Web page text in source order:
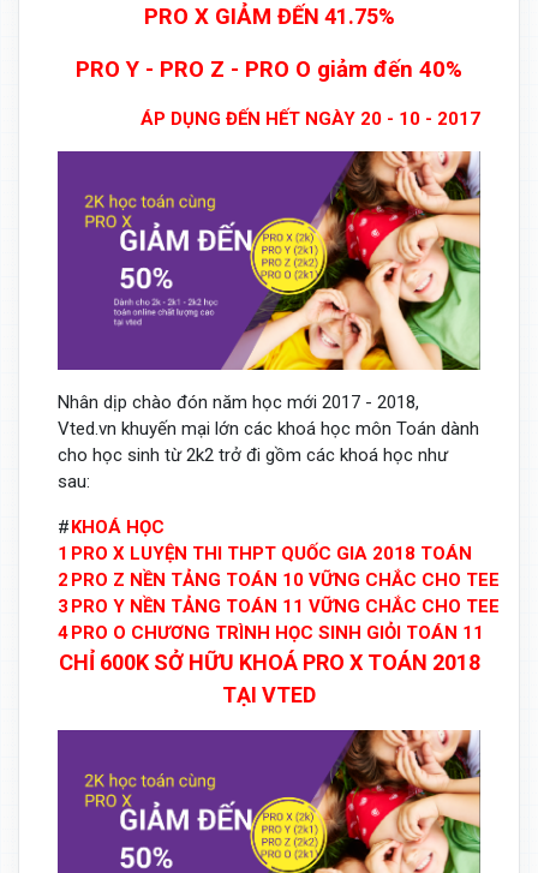
PRO X GIẢM ĐẾN 41.75%
PRO Y - PRO Z - PRO O giảm đến 40%
ÁP DỤNG ĐẾN HẾT NGÀY 20 - 10 - 2017
Nhân dịp chào đón năm học mới 2017 - 2018,
Vted.vn khuyến mại lớn các khoá học môn Toán dành
cho học sinh từ 2k2 trở đi gồm các khoá học như
sau:
# KHOÁ HỌC
1 PRO X LUYỆN THI THPT QUỐC GIA 2018 TOÁN
2 PRO Z NỀN TẢNG TOÁN 10 VỮNG CHẮC CHO TEEN
3 PRO Y NỀN TẢNG TOÁN 11 VỮNG CHẮC CHO TEEN
4 PRO O CHƯƠNG TRÌNH HỌC SINH GIỎI TOÁN 11
CHỈ 600K SỞ HỮU KHOÁ PRO X TOÁN 2018
TẠI VTED